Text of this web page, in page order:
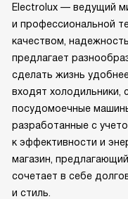
Electrolux — ведущий
и профессиональной
качеством,
предлагает
сделать жизнь
входят холодильники,
посудомоечные
разработанные с
к эффективности и
магазин,
сочетает в себе
и стиль.